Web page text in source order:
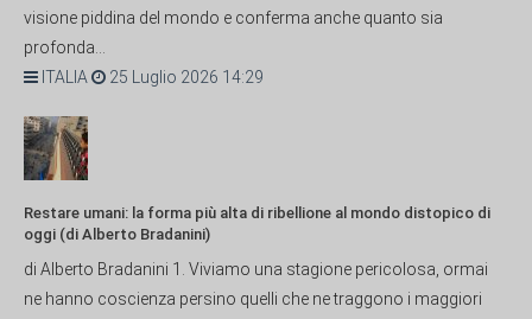
visione piddina del mondo e conferma anche quanto sia
profonda...
ITALIA
25 Luglio 2026 14:29
Restare umani: la forma più alta di ribellione al mondo distopico di
oggi (di Alberto Bradanini)
di Alberto Bradanini 1. Viviamo una stagione pericolosa, ormai
ne hanno coscienza persino quelli che ne traggono i maggiori